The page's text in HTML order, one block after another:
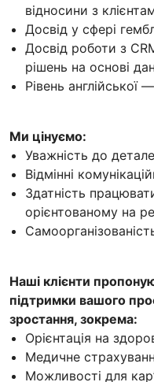
відносини з
Досвід у сфері
Досвід роботи з
рішень на основі
Рівень
Ми цінуємо:
Уважність до
Відмінні
Здатність
орієнтованому на
Наші клієнти
підтримки вашого
зростання, зокрема:
Орієнтація на
Медичне
Можливості для